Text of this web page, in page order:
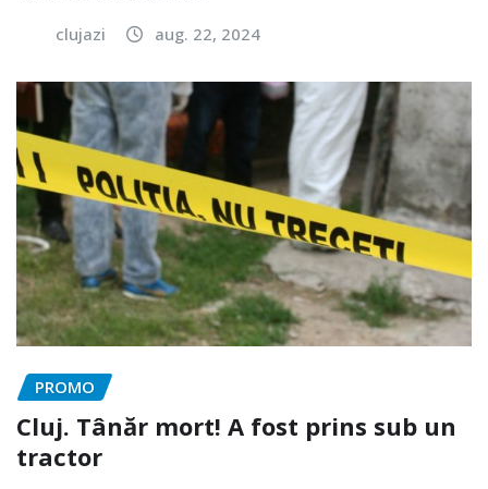
clujazi aug. 22, 2024
PROMO
Cluj. Tânăr mort! A fost prins sub un
tractor